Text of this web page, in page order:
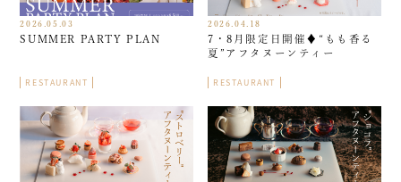
2026.05.03
SUMMER PARTY PLAN
RESTAURANT
2026.04.18
7・8月限定日開催♦︎“もも香る
夏”アフタヌーンティー
RESTAURANT